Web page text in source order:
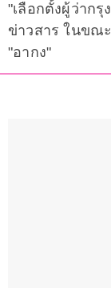
"เลือกตั้งผู้ว่าก
ข่าวสาร ในขณ
"อากง"